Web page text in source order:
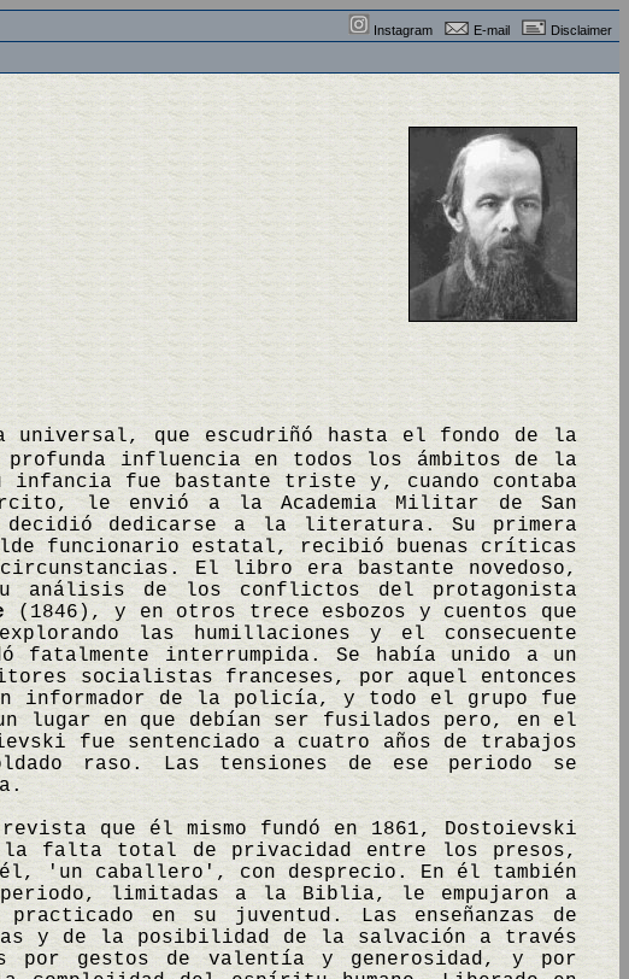
Instagram E-mail Disclaimer
que escudriñó hasta el fondo de la
profunda influencia en todos los ámbitos de la
infancia fue bastante triste y, cuando contaba
le envió a la Academia Militar de San
dedicarse a la literatura. Su primera
funcionario estatal, recibió buenas críticas
El libro era bastante novedoso,
análisis de los conflictos del protagonista
(1846), y en otros trece esbozos y cuentos que
las humillaciones y el consecuente
fatalmente interrumpida. Se había unido a un
socialistas franceses, por aquel entonces
informador de la policía, y todo el grupo fue
lugar en que debían ser fusilados pero, en el
fue sentenciado a cuatro años de trabajos
raso. Las tensiones de ese periodo se
que él mismo fundó en 1861, Dostoievski
la falta total de privacidad entre los presos,
'un caballero', con desprecio. En él también
limitadas a la Biblia, le empujaron a
en su juventud. Las enseñanzas de
y de la posibilidad de la salvación a través
por gestos de valentía y generosidad, y por